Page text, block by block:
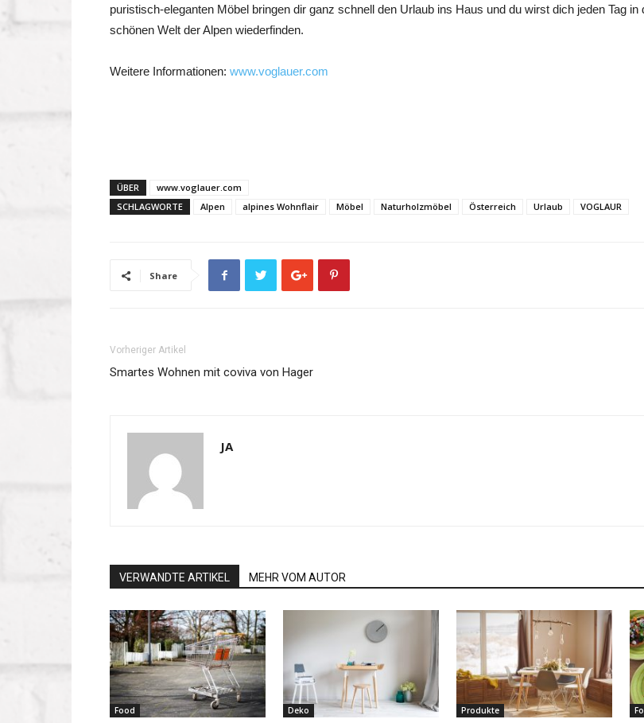
puristisch-eleganten Möbel bringen dir ganz schnell den Urlaub ins Haus und du wirst dich jeden Tag in
schönen Welt der Alpen wiederfinden.
Weitere Informationen: www.voglauer.com
ÜBER
www.voglauer.com
SCHLAGWORTE
Alpen alpines Wohnflair Möbel Naturholzmöbel Österreich Urlaub VOGLAUR
Share
Vorheriger Artikel
Smartes Wohnen mit coviva von Hager
JA
VERWANDTE ARTIKEL MEHR VOM AUTOR
Food Deko Produkte